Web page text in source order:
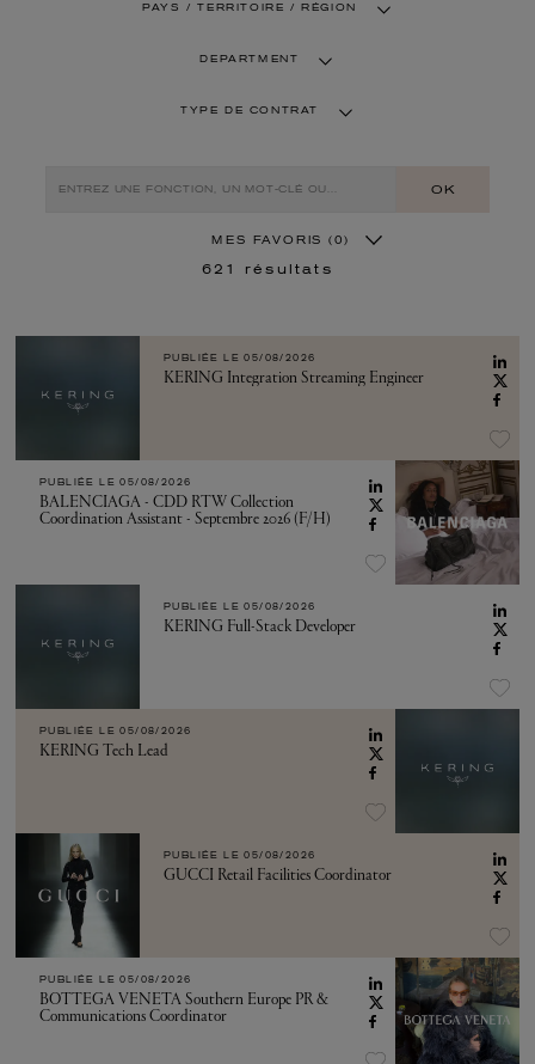
PAYS / TERRITOIRE / RÉGION
DEPARTMENT
TYPE DE CONTRAT
OK
MES FAVORIS (0)
621 résultats
PUBLIÉE LE 05/08/2026
KERING Integration Streaming Engineer
PUBLIÉE LE 05/08/2026
BALENCIAGA - CDD RTW Collection
Coordination Assistant - Septembre 2026 (F/H)
PUBLIÉE LE 05/08/2026
KERING Full-Stack Developer
PUBLIÉE LE 05/08/2026
KERING Tech Lead
PUBLIÉE LE 05/08/2026
GUCCI Retail Facilities Coordinator
PUBLIÉE LE 05/08/2026
BOTTEGA VENETA Southern Europe PR &
Communications Coordinator